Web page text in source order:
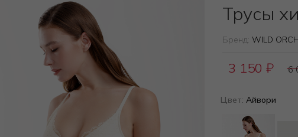
Трусы
Бренд: WILD
3 150 ₽ 6
Цвет: Айвори